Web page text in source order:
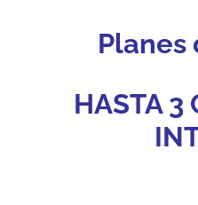
Planes
HASTA 3